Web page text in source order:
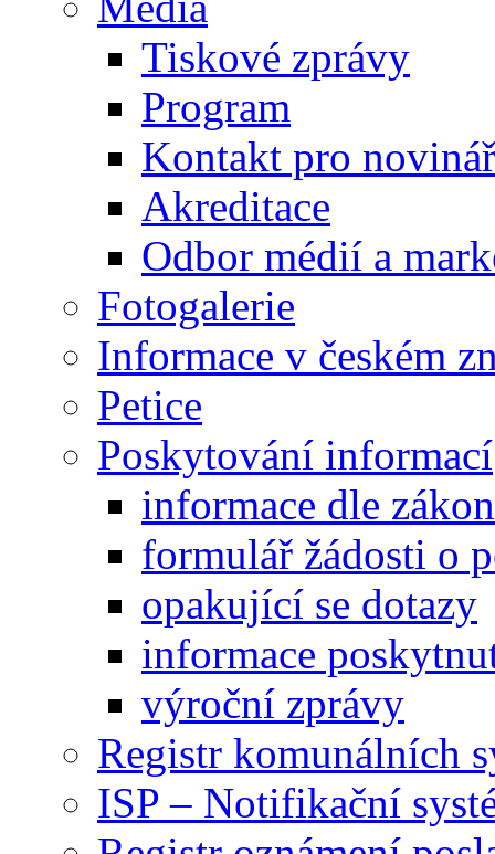
Tiskové zprávy
Program
Kontakt pro
Akreditace
Odbor médií a
Fotogalerie
Informace v českém
Petice
Poskytování informací
informace dle
formulář žádosti o
opakující se dotazy
informace
výroční zprávy
Registr komunálních
ISP – Notifikační